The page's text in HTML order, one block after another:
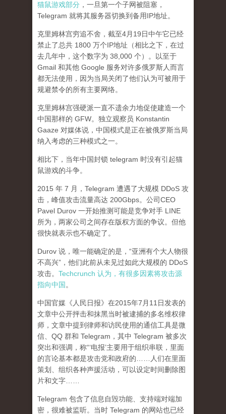
猫鼠游戏部分 ，一旦第一个子网被阻塞，
Telegram 就将其服务器切换到备用IP地址。
克里姆林宫穷追不舍，截至4月19日中午它已经
禁止了总共 1800 万个IP地址（相比之下，在过
去几年中，这个数字为 38,000 个）。以至于
Gmail 和其他 Google 服务对许多俄罗斯人而言
都无法使用，因为当局关闭了他们认为可被用于
规避禁令的所有主要网络。
克里姆林宫强硬派一直不遗余力地促使建造一个
中国那样的 GFW。独立观察员 Konstantin
Gaaze 对媒体说，中国模式是正在被俄罗斯当局
纳入考虑的三种模式之一。
相比下，当年中国封锁 telegram 时没有引起猫
鼠游戏的斗争。
2015 年 7 月，Telegram 遭遇了大规模 DDoS 攻
击，峰值攻击流量高达 200Gbps。公司CEO
Pavel Durov 一开始推测可能是竞争对手 LINE
所为，两家公司之间存在版权方面的争议。但他
很快就表示也不确定了。
Durov 说，唯一能确定的是，“亚洲有个大人物很
不高兴”，他们此前从未见过如此大规模的 DDoS
攻击。 Techcrunch 认为，有很多因素将攻击源
指向中国 。
中国官媒《人民日报》在2015年7月11日发表的
文章中公开抨击和抹黑当时被逮捕的多名维权律
师，文章中提到律师和访民使用的通信工具是微
信、QQ 群和 Telegram，其中 Telegram 被多次
突出和强调，称“‘电报’主要用于组织串联，里面
的言论基本都是攻击党和政府的……人们在里面
策划、组织各种声援活动，可以设定时间删除图
片和文字……
Telegram 包含了信息自毁功能、支持端对端加
密，很难被监听。当时 Telegram 的网站也已经